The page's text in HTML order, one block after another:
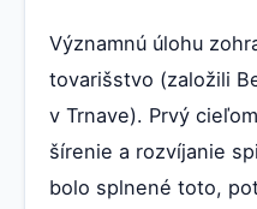
Významnú úlohu
tovarišstvo (založili
v Trnave). Prvý
šírenie a rozvíjanie
bolo splnené toto,